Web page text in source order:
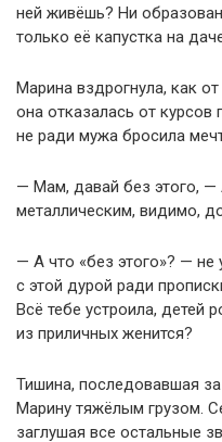
ней живёшь? Ни
только её капустка на
Марина вздрогнула, как
она отказалась от
не ради мужа бросила
— Мам, давай без этого, —
металлическим, видимо,
— А что «без этого»? —
с этой дурой ради
Всё тебе устроила, детей
из приличных женится?
Тишина, последовавшая
Марину тяжёлым грузом.
заглушая все остальные